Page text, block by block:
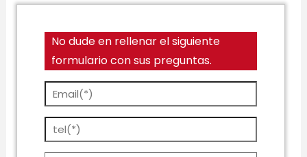
No dude en rellenar el siguiente
formulario con sus preguntas.